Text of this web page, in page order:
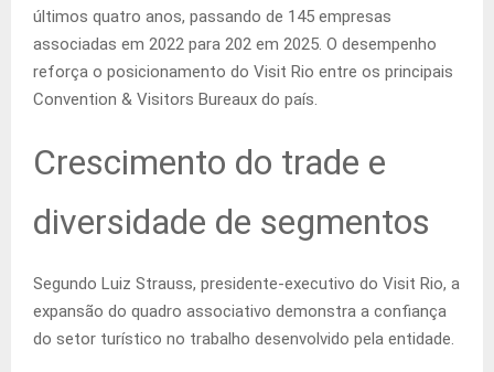
últimos quatro anos, passando de 145 empresas
associadas em 2022 para 202 em 2025. O desempenho
reforça o posicionamento do Visit Rio entre os principais
Convention & Visitors Bureaux do país.
Crescimento do trade e
diversidade de segmentos
Segundo Luiz Strauss, presidente-executivo do Visit Rio, a
expansão do quadro associativo demonstra a confiança
do setor turístico no trabalho desenvolvido pela entidade.